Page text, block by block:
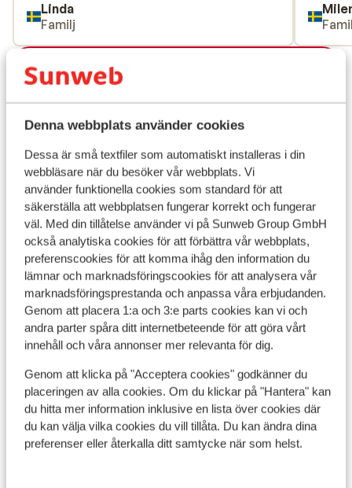
Denna webbplats använder cookies
Dessa är små textfiler som automatiskt installeras i din
webbläsare när du besöker vår webbplats. Vi
använder funktionella cookies som standard för att
säkerställa att webbplatsen fungerar korrekt och fungerar
väl. Med din tillåtelse använder vi på Sunweb Group GmbH
också analytiska cookies för att förbättra vår webbplats,
preferenscookies för att komma ihåg den information du
lämnar och marknadsföringscookies för att analysera vår
marknadsföringsprestanda och anpassa våra erbjudanden.
Genom att placera 1:a och 3:e parts cookies kan vi och
andra parter spåra ditt internetbeteende för att göra vårt
innehåll och våra annonser mer relevanta för dig.
Genom att klicka på "Acceptera cookies" godkänner du
placeringen av alla cookies. Om du klickar på "Hantera" kan
du hitta mer information inklusive en lista över cookies där
du kan välja vilka cookies du vill tillåta. Du kan ändra dina
preferenser eller återkalla ditt samtycke när som helst.
Linda
Familj
Visa alla 42 omdömen
Läge
Visa på karta
I området
Avstånd till stranden ca 60 m (solstolar (mot
betalning) , parasoll (mot betalning) )
Avstånd till gamla stadskärnan ca 500 m
Avstånd till flygplats Chania ca 65 km: Heraklion ca
81 km
Avstånd till busshållplats ca 200 m
Avstånd till uttagsautomat ca 300 m
Närmaste butiker ca 150 m
Närmaste kiosk ca 150 m